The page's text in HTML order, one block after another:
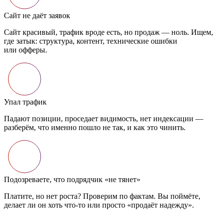
Сайт не даёт заявок
Сайт красивый, трафик вроде есть, но продаж — ноль. Ищем,
где затык: структура, контент, технические ошибки
или офферы.
Упал трафик
Падают позиции, проседает видимость, нет индексации —
разберём, что именно пошло не так, и как это чинить.
Подозреваете, что подрядчик «не тянет»
Платите, но нет роста? Проверим по фактам. Вы поймёте,
делает ли он хоть что‑то или просто «продаёт надежду».